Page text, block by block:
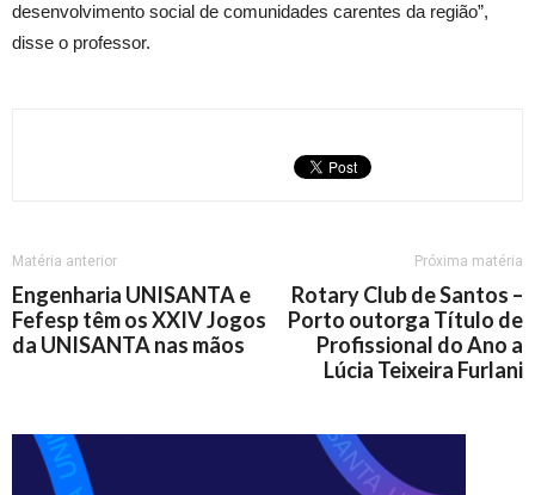
desenvolvimento social de comunidades carentes da região”,
disse o professor.
Matéria anterior
Engenharia UNISANTA e
Fefesp têm os XXIV Jogos
da UNISANTA nas mãos
Próxima matéria
Rotary Club de Santos –
Porto outorga Título de
Profissional do Ano a
Lúcia Teixeira Furlani